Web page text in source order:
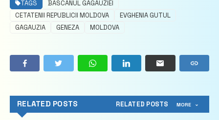
TAGS
BASCANUL GAGAUZIEI
CETATENII REPUBLICII MOLDOVA
EVGHENIA GUTUL
GAGAUZIA
GENEZA MOLDOVA
RELATED POSTS RELATED POSTS MORE